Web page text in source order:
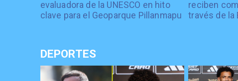
evaluadora de la UNESCO en hito
clave para el Geoparque Pillanmapu
reciben
través de la
DEPORTES